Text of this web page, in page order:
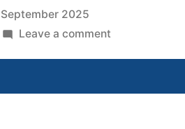
2025
Leave a comment